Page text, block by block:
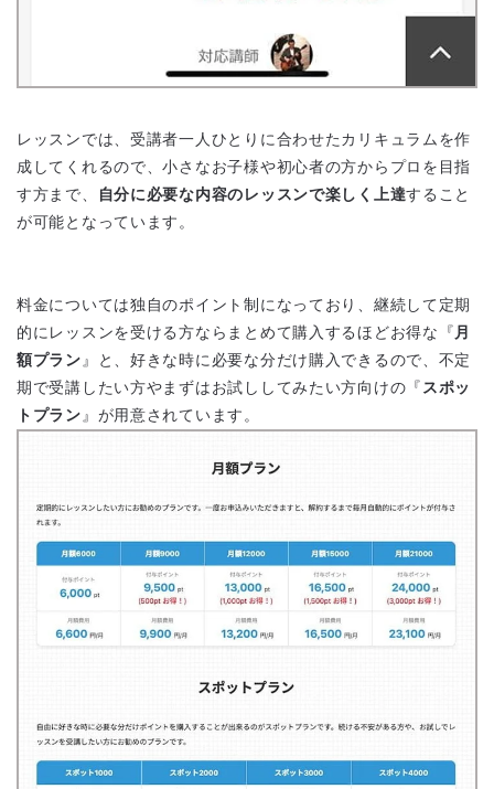
レッスンでは、受講者一人ひとりに合わせたカリキュラムを作
成してくれるので、小さなお子様や初心者の方からプロを目指
す方まで、
自分に必要な内容のレッスンで楽しく上達すること
が可能となっています。
料金については独自のポイント制になっており、継続して定期
的にレッスンを受ける方ならまとめて購入するほどお得な『 月
額プラン 』と、好きな時に必要な分だけ購入できるので、不定
期で受講したい方やまずはお試ししてみたい方向けの『 スポッ
トプラン 』が用意されています。